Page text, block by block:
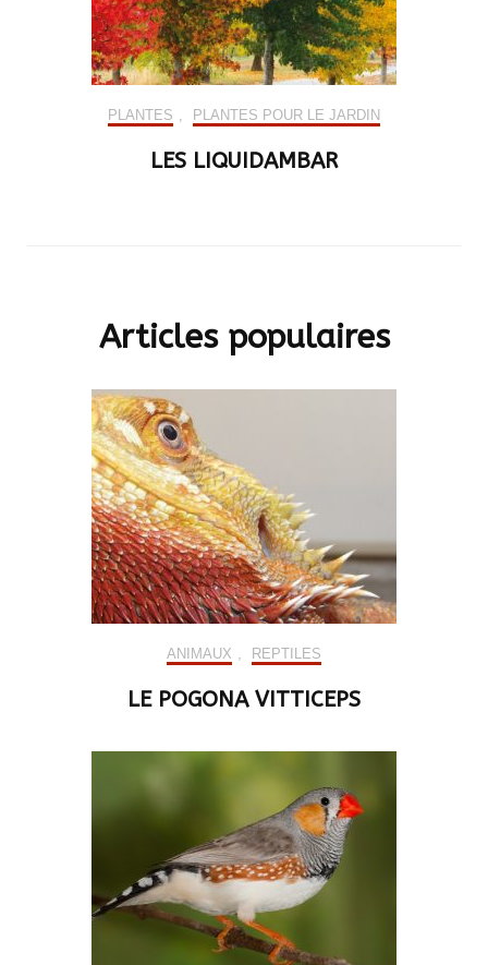
PLANTES , PLANTES POUR LE JARDIN
LES LIQUIDAMBAR
Articles populaires
ANIMAUX , REPTILES
LE POGONA VITTICEPS